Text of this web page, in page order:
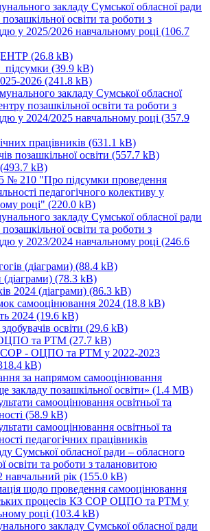
закладу Сумської обласної ради
освіти та роботи з
у 2025/2026 навчальному році (106.7
(26.8 kB)
(39.9 kB)
2026 (241.8 kB)
закладу Сумської обласної
позашкільної освіти та роботи з
у 2024/2025 навчальному році (357.9
працівників (631.1 kB)
позашкільної освіти (557.7 kB)
(493.7 kB)
№ 210 "Про підсумки проведення
педагогічного колективу у
році" (220.0 kB)
закладу Сумської обласної ради
освіти та роботи з
у 2023/2024 навчальному році (246.6
(діаграми) (88.4 kB)
(діаграми) (78.3 kB)
2024 (діаграми) (86.3 kB)
самооцінювання 2024 (18.8 kB)
2024 (19.6 kB)
освіти (29.6 kB)
та РТМ (27.7 kB)
СОР - ОЦПО та РТМ у 2022-2023
kB)
за напрямом самооцінювання
закладу позашкільної освіти» (1.4 MB)
самооцінювання освітньої та
(58.9 kB)
самооцінювання освітньої та
педагогічних працівників
Сумської обласної ради – обласного
освіти та роботи з талановитою
рік (155.0 kB)
щодо проведення самооцінювання
процесів КЗ СОР ОЦПО та РТМ у
році (103.4 kB)
закладу Сумської обласної ради